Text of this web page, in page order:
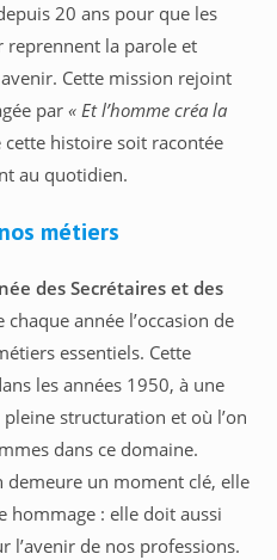
20 ans pour que les
reprennent la parole et
Cette mission rejoint
par« Et l’homme créa la
cette histoire soit racontée
au quotidien.
métiers
des Secrétaires et des
année l’occasion de
essentiels. Cette
les années 1950, à une
structuration et où l’on
dans ce domaine.
demeure un moment clé, elle
hommage : elle doit aussi
l’avenir de nos professions.